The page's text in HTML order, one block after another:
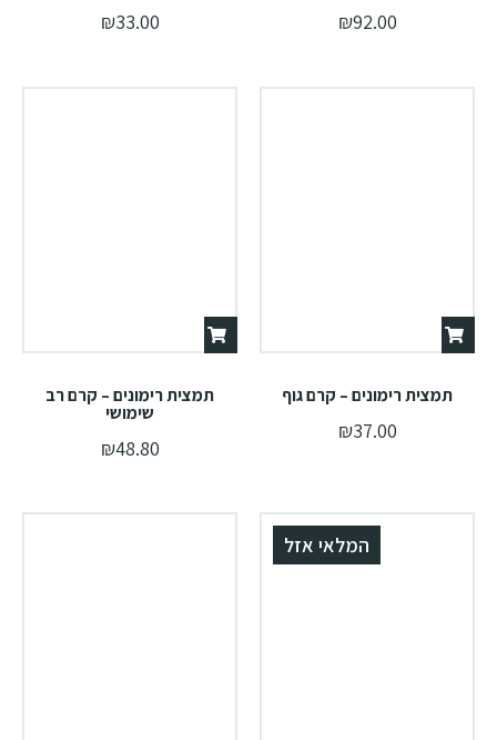
₪92.00
₪33.00
תמצית רימונים – קרם גוף
₪37.00
תמצית רימונים – קרם רב
שימושי
₪48.80
המלאי אזל